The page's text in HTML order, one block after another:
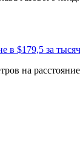
в $179,5 за
на